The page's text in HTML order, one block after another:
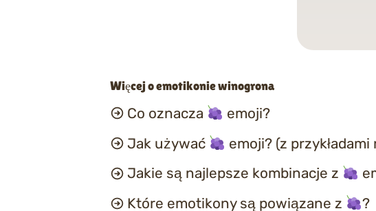
Więcej o emotikonie winogrona
Co oznacza
emoji?
Jak używać
emoji? (z przykładami
Jakie są najlepsze kombinacje z
Które emotikony są powiązane z
?